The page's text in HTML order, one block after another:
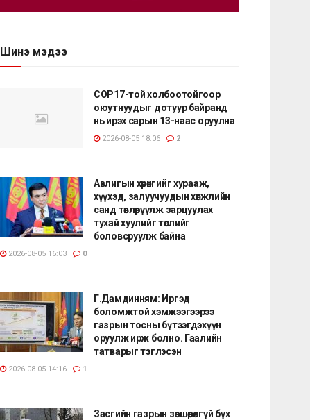
Шинэ мэдээ
COP17-той холбоотойгоор
оюутнуудыг дотуур байранд
нь ирэх сарын 13-наас оруулна
2026-08-05 18:06 2
Авлигын хөрөнгийг хурааж,
хүүхэд, залуучуудын хөгжлийн
санд төвлөрүүлж зарцуулах
тухай хуулийг төслийг
боловсруулж байна
2026-08-05 16:03 0
Г.Дамдинням: Иргэд
боломжтой хэмжээгээрээ
газрын тосны бүтээгдэхүүн
оруулж ирж болно. Гаалийн
татварыг тэглэсэн
2026-08-05 14:16 1
Засгийн газрын зөвшөөрөлгүй бүх